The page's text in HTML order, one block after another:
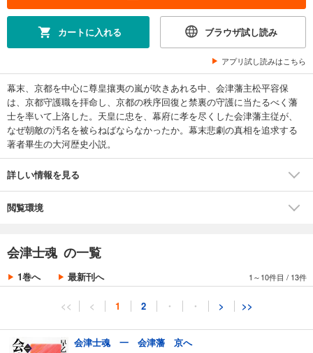
カートに入れる ブラウザ試し読み
アプリ試し読みはこちら
幕末、京都を中心に尊皇攘夷の嵐が吹きあれる中、会津藩主松平容保
は、京都守護職を拝命し、京都の秩序回復と禁裏の守護に当たるべく藩
士を率いて上洛した。天皇に忠を、幕府に孝を尽くした会津藩主従が、
なぜ朝敵の汚名を被らねばならなかったか。幕末悲劇の真相を追求する
著者畢生の大河歴史小説。
詳しい情報を見る
閲覧環境
会津士魂 の一覧
1巻へ 最新刊へ 1～10件目 / 13件
<< < 1 2 ・ ・ > >>
会津士魂 一 会津藩 京へ